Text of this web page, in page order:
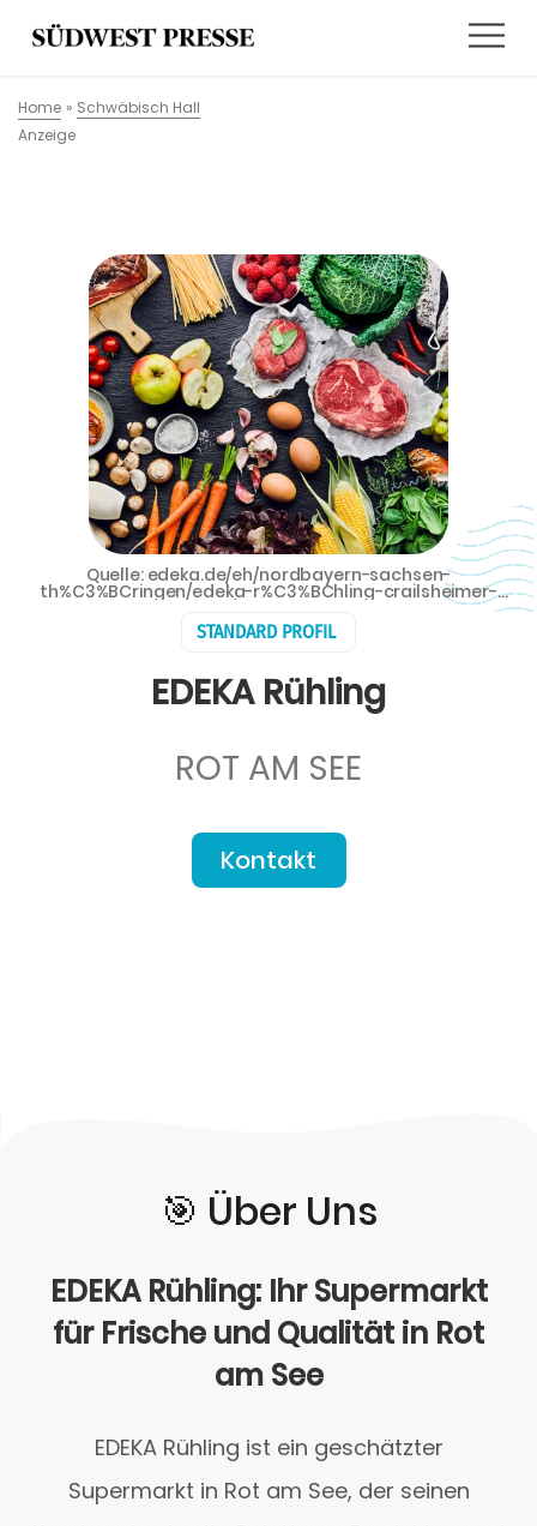
Home » Schwäbisch Hall
Anzeige
STANDARD PROFIL
EDEKA Rühling
ROT AM SEE
Kontakt
Quelle: edeka.de/eh/nordbayern-sachsen-
th%C3%BCringen/edeka-r%C3%BChling-crailsheimer-
🎯️ Über Uns
EDEKA Rühling: Ihr Supermarkt
für Frische und Qualität in Rot
am See
EDEKA Rühling ist ein geschätzter
Supermarkt in Rot am See, der seinen